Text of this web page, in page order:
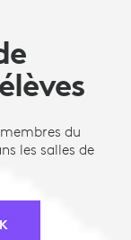
du
les salles de